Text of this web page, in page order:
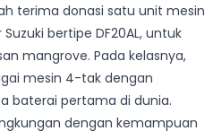
terima donasi satu unit mesin
bertipe DF20AL, untuk
mangrove. Pada kelasnya,
mesin 4-tak dengan
baterai pertama di dunia.
dengan kemampuan